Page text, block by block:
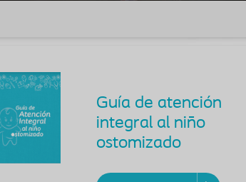
Guía de atención
integral al niño
ostomizado